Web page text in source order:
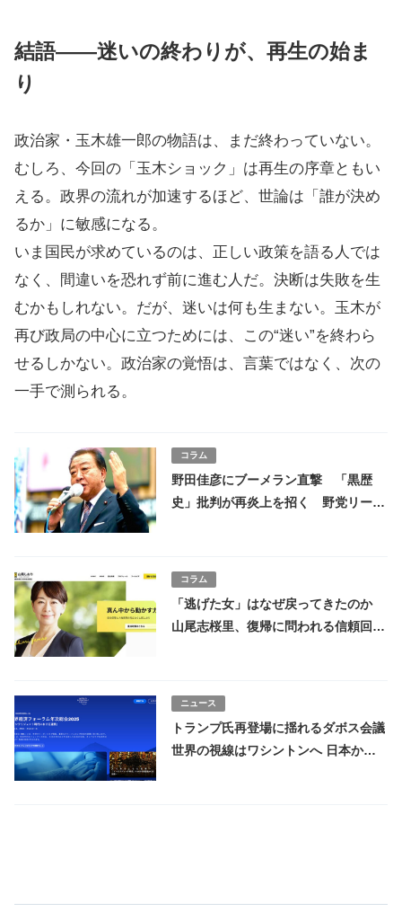
結語――迷いの終わりが、再生の始ま
り
政治家・玉木雄一郎の物語は、まだ終わっていない。
むしろ、今回の「玉木ショック」は再生の序章ともい
える。政界の流れが加速するほど、世論は「誰が決め
るか」に敏感になる。
いま国民が求めているのは、正しい政策を語る人では
なく、間違いを恐れず前に進む人だ。決断は失敗を生
むかもしれない。だが、迷いは何も生まない。玉木が
再び政局の中心に立つためには、この“迷い”を終わら
せるしかない。政治家の覚悟は、言葉ではなく、次の
一手で測られる。
コラム
野田佳彦にブーメラン直撃 「黒歴
史」批判が再炎上を招く 野党リーダ
コラム
「逃げた女」はなぜ戻ってきたのか
山尾志桜里、復帰に問われる信頼回復
ニュース
トランプ氏再登場に揺れるダボス会議
世界の視線はワシントンへ 日本から